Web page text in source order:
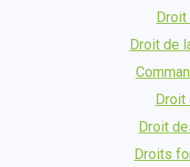
Droit de
Droit
Droit
Droits